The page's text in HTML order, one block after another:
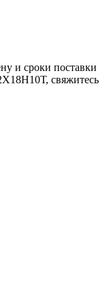
и сроки поставки
свяжитесь